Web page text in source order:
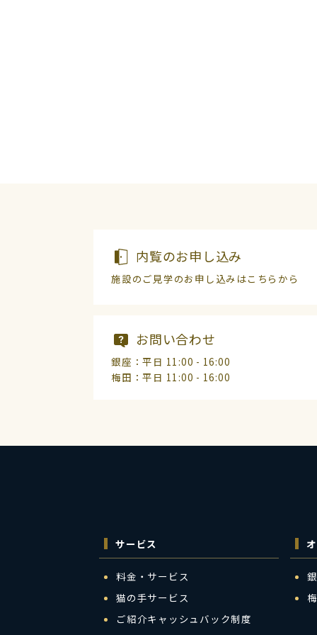
内覧のお申し込み
施設のご見学のお申し込みはこちらから
お問い合わせ
銀座：平日 11:00 - 16:00
梅田：平日 11:00 - 16:00
サービス
料金・サービス
猫の手サービス
ご紹介キャッシュバック制度